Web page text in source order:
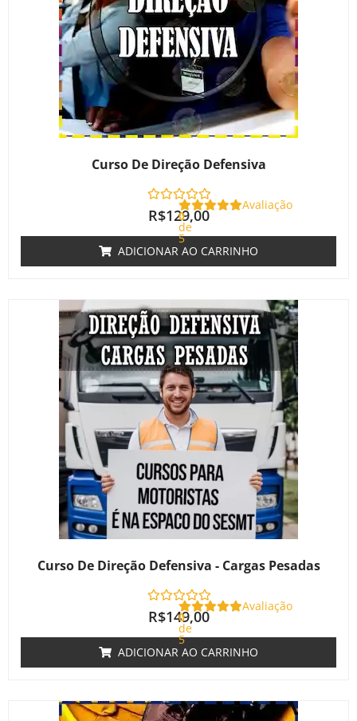
Curso De Direção Defensiva
Avaliação
0
de
5
R$129,00
ADICIONAR AO CARRINHO
Curso De Direção Defensiva - Cargas Pesadas
Avaliação
0
de
5
R$149,00
ADICIONAR AO CARRINHO